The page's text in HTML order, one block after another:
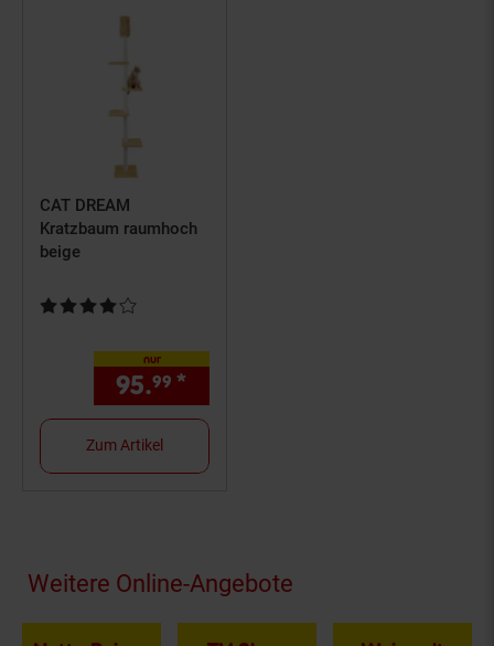
CAT DREAM
Kratzbaum raumhoch
beige
Kundenbewertung: 4 von 5 Sternen
nur
95.99 *
Zum Artikel
Fußzeile
Weitere Online-Angebote